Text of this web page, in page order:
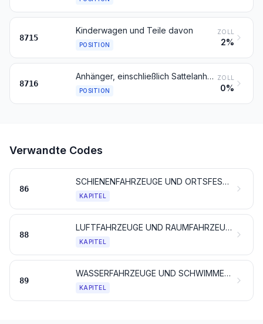
8715
Kinderwagen und Teile davon
POSITION
ZOLL
2%
8716
Anhänger, einschließlich Sattelanhänger, für Fahrzeuge aller Art; andere nicht selbstfahrende Fahrzeuge; Teile davon
POSITION
ZOLL
0%
Verwandte Codes
86
SCHIENENFAHRZEUGE UND ORTSFESTES GLEISMATERIAL, TEILE DAVON; MECHANISCHE (AUCH ELEKTROMECHANISCHE) SIGNALGERÄTE FÜR VERKEHRSWEGE
KAPITEL
88
LUFTFAHRZEUGE UND RAUMFAHRZEUGE, TEILE DAVON
KAPITEL
89
WASSERFAHRZEUGE UND SCHWIMMENDE VORRICHTUNGEN
KAPITEL